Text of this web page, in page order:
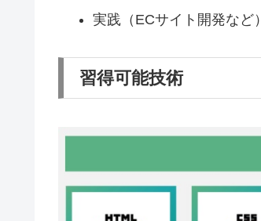
実践（ECサイト開発など）
習得可能技術